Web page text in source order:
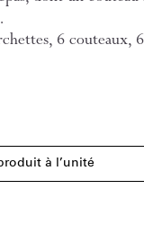
6 couteaux,
à l’unité